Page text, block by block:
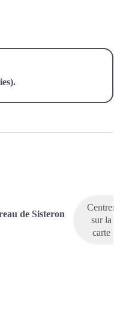
de Sisteron
Centrer
sur la
carte